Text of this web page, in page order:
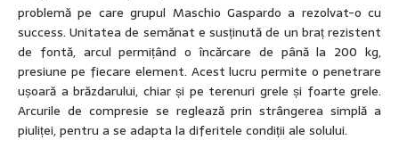
problemă pe care grupul Maschio Gaspardo a rezolvat-o cu
success. Unitatea de semănat e susținută de un braț rezistent
de fontă, arcul permițând o încărcare de până la 200 kg,
presiune pe fiecare element. Acest lucru permite o penetrare
ușoară a brăzdarului, chiar și pe terenuri grele și foarte grele.
Arcurile de compresie se reglează prin strângerea simplă a
piuliței, pentru a se adapta la diferitele condiții ale solului.